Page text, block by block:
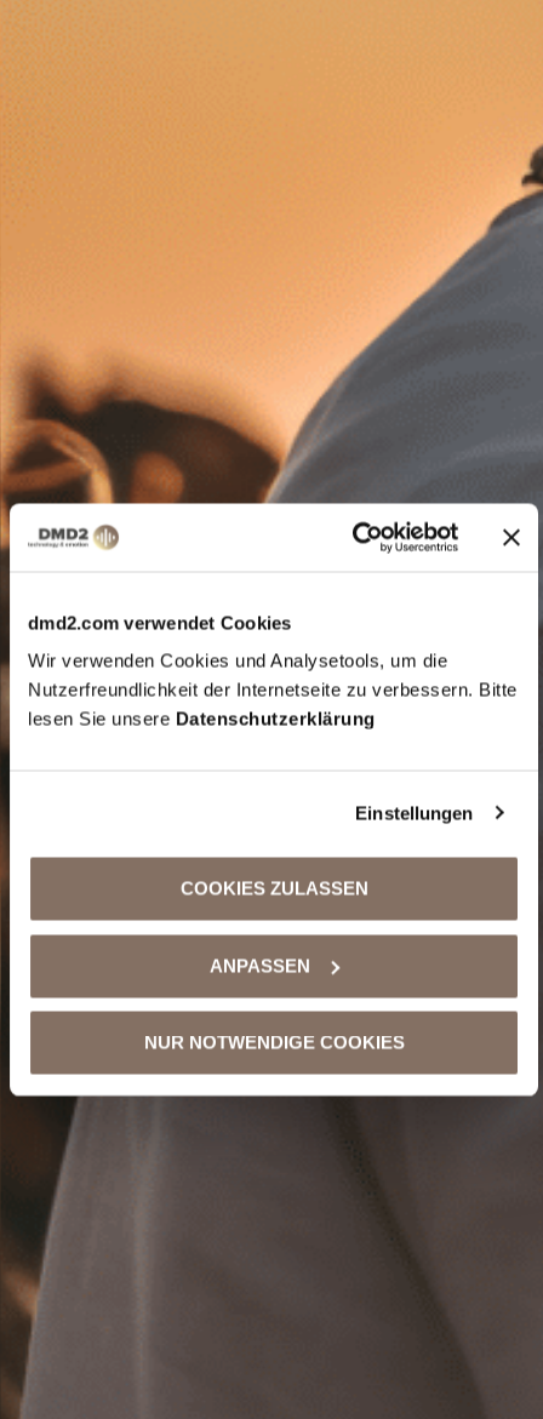
dmd2.com verwendet Cookies
Wir verwenden Cookies und Analysetools, um die
Nutzerfreundlichkeit der Internetseite zu verbessern. Bitte
lesen Sie unsere Datenschutzerklärung
Einstellungen
COOKIES ZULASSEN
ANPASSEN
NUR NOTWENDIGE COOKIES